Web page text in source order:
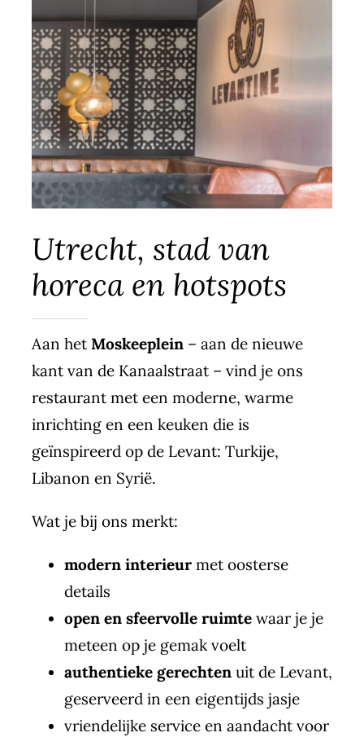
Utrecht, stad van
horeca en hotspots
Aan het Moskeeplein– aan de nieuwe
kant van de Kanaalstraat – vind je ons
restaurant met een moderne, warme
inrichting en een keuken die is
geïnspireerd op de Levant: Turkije,
Libanon en Syrië.
Wat je bij ons merkt:
modern interieurmet oosterse
details
open en sfeervolle ruimtewaar je je
meteen op je gemak voelt
authentieke gerechtenuit de Levant,
geserveerd in een eigentijds jasje
vriendelijke service en aandacht voor